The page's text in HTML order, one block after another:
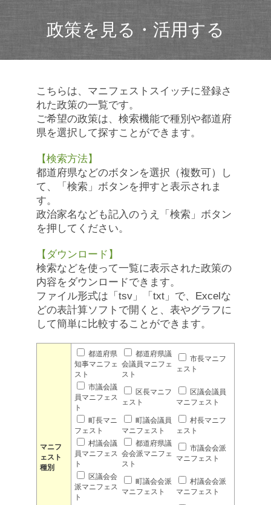
政策を見る・活用する
こちらは、マニフェストスイッチに登録さ
れた政策の一覧です。
ご希望の政策は、検索機能で種別や都道府
県を選択して探すことができます。
【検索方法】
都道府県などのボタンを選択（複数可）し
て、「検索」ボタンを押すと表示されま
す。
政治家名なども記入のうえ「検索」ボタン
を押してください。
【ダウンロード】
検索などを使って一覧に表示された政策の
内容をダウンロードできます。
ファイル形式は「tsv」「txt」で、Excelな
どの表計算ソフトで開くと、表やグラフに
して簡単に比較することができます。
マニフ
ェスト
種別
都道府県
知事マニフェ
スト
都道府県議
会議員マニフェ
スト
市長マニフ
ェスト
市議会議
員マニフェス
ト
区長マニフ
ェスト
区議会議員
マニフェスト
町長マニ
フェスト
町議会議員
マニフェスト
村長マニフ
ェスト
村議会議
員マニフェス
ト
都道府県議
会会派マニフェ
スト
市議会会派
マニフェスト
区議会会
派マニフェス
ト
町議会会派
マニフェスト
村議会会派
マニフェスト